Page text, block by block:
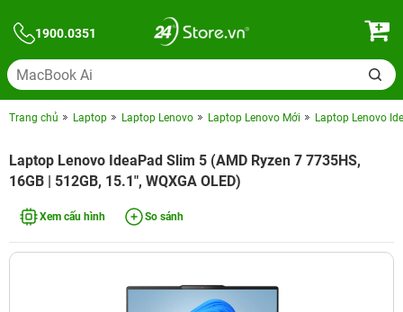
1900.0351
Trang chủ Laptop Laptop Lenovo Laptop Lenovo Mới Laptop Lenovo
Laptop Lenovo IdeaPad Slim 5 (AMD Ryzen 7 7735HS,
16GB | 512GB, 15.1", WQXGA OLED)
Xem cấu hình So sánh